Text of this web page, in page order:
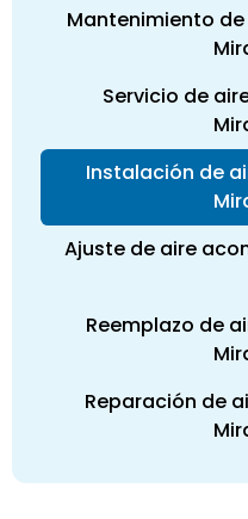
Mantenimiento
Servicio de
Instalación de
Ajuste de aire
Reemplazo de
Reparación de